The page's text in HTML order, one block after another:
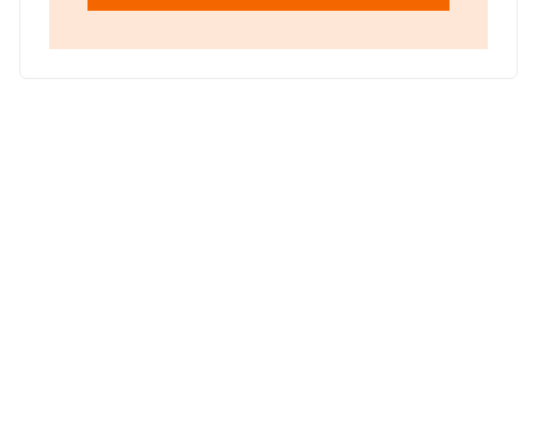
459 millones de euros. Para aportar ulterior información
empleados es de 27. La media de antigüedad desde la